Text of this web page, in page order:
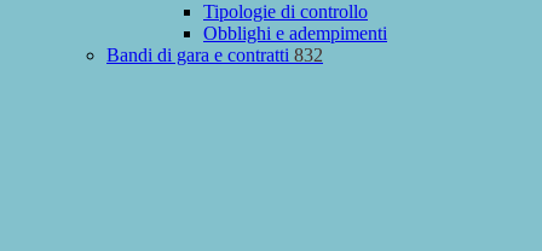
Tipologie di controllo
Obblighi e adempimenti
Bandi di gara e contratti 832